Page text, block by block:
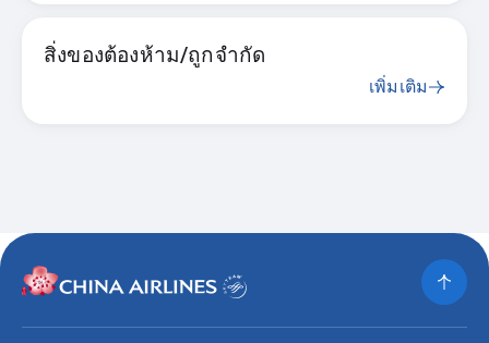
สิ่งของต้องห้าม/ถูกจำกัด
เพิ่มเติม